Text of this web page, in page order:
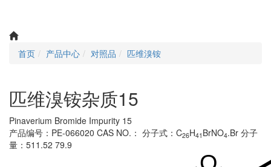
首页 产品中心 对照品 匹维溴铵
匹维溴铵杂质15
Pinaverium Bromide Impurity 15
产品编号：PE-066020 CAS NO.： 分子式：C26H41 BrNO4.Br 分子
量：511.52 79.9